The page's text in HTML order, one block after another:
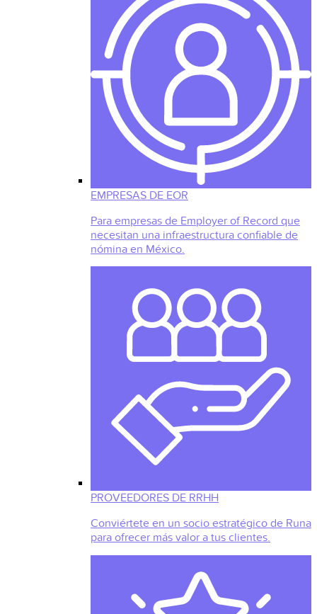
EMPRESAS DE EOR
Para empresas de Employer of Record que
necesitan una infraestructura confiable de
nómina en México.
PROVEEDORES DE RRHH
Conviértete en un socio estratégico de Runa
para ofrecer más valor a tus clientes.